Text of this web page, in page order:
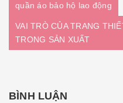
quần áo bảo hộ lao động
VAI TRÒ CỦA TRANG
TRONG SẢN XUẤT
BÌNH LUẬN